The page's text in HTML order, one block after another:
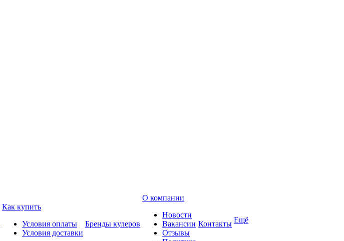
Как купить
Условия оплаты
Условия доставки
Бренды кулеров
О компании
Новости
Вакансии
Отзывы
Контакты Ещё